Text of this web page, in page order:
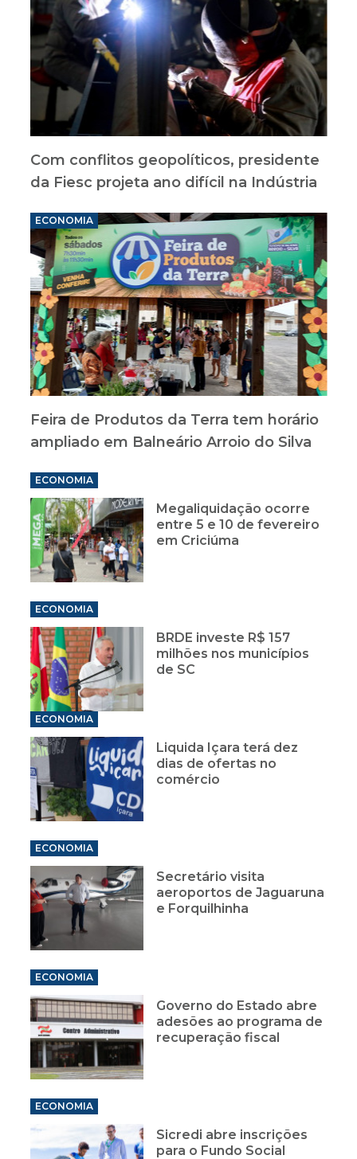
Com conflitos geopolíticos, presidente
da Fiesc projeta ano difícil na Indústria
ECONOMIA
Feira de Produtos da Terra tem horário
ampliado em Balneário Arroio do Silva
ECONOMIA
Megaliquidação ocorre
entre 5 e 10 de fevereiro
em Criciúma
ECONOMIA
BRDE investe R$ 157
milhões nos municípios
de SC
ECONOMIA
Liquida Içara terá dez
dias de ofertas no
comércio
ECONOMIA
Secretário visita
aeroportos de Jaguaruna
e Forquilhinha
ECONOMIA
Governo do Estado abre
adesões ao programa de
recuperação fiscal
ECONOMIA
Sicredi abre inscrições
para o Fundo Social